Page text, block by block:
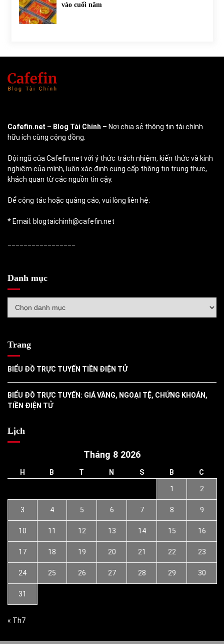
vào cuối năm
Cafefin.net – Blog Tài Chính – Nơi chia sẻ thông tin tài chính
hữu ích cùng cộng đồng.
Đội ngũ của Cafefin.net với ý thức trách nhiệm, kiến thức và kinh
nghiệm của mình, luôn xác định cung cấp thông tin trung thực,
khách quan từ các nguồn tin cậy.
Để cộng tác hoặc quảng cáo, vui lòng liên hệ:
* Email: blogtaichinh@cafefin.net
Danh mục
mục
Trang
BIỂU ĐỒ TRỰC TUYẾN TIỀN ĐIỆN TỬ
BIỂU ĐỒ TRỰC TUYẾN: GIÁ VÀNG, NGOẠI TỆ, CHỨNG KHOÁN,
TIỀN ĐIỆN TỬ
Lịch
Tháng 8 2026
H B T N S B C
1 2
3 4 5 6 7 8 9
10 11 12 13 14 15 16
17 18 19 20 21 22 23
24 25 26 27 28 29 30
31
« Th7